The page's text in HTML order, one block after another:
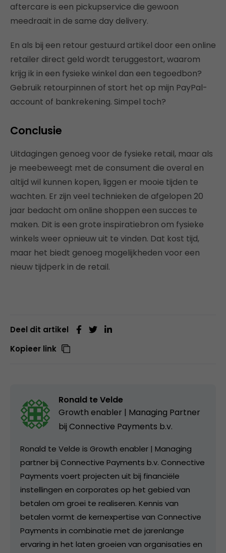
aftercare is een pickupservice die gewoon
meedraait in de same day delivery.
En als bij een retour gestuurd artikel door een online
retailer direct geld wordt teruggestort, waarom
krijg ik in een fysieke winkel dan een tegoedbon?
Gebruik retourpinnen of stort het op mijn PayPal-
account of bankrekening. Simpel toch?
Conclusie
Uitdagingen genoeg voor de fysieke retail, maar als
je meebeweegt met de consument die overal en
altijd wil kunnen kopen, liggen er mooie tijden te
wachten. Er zijn veel technieken de afgelopen 20
jaar bedacht om online shoppen een succes te
maken. Dit is een grote inspiratiebron om fysieke
winkels weer opnieuw uit te vinden. Dat kost tijd,
maar het biedt genoeg mogelijkheden voor een
nieuw tijdperk in de retail.
Deel dit artikel
Kopieer link
Ronald te Velde
Growth enabler | Managing Partner
bij Connective Payments b.v.
Ronald te Velde is Growth enabler | Managing
partner bij Connective Payments b.v. Connective
Payments voert projecten uit bij financiële
instellingen en corporates op het gebied van
betalen om groei te realiseren. Kennis van
betalen vormt de kernexpertise van Connective
Payments in combinatie met de jarenlange
ervaring in het laten groeien van organisaties en